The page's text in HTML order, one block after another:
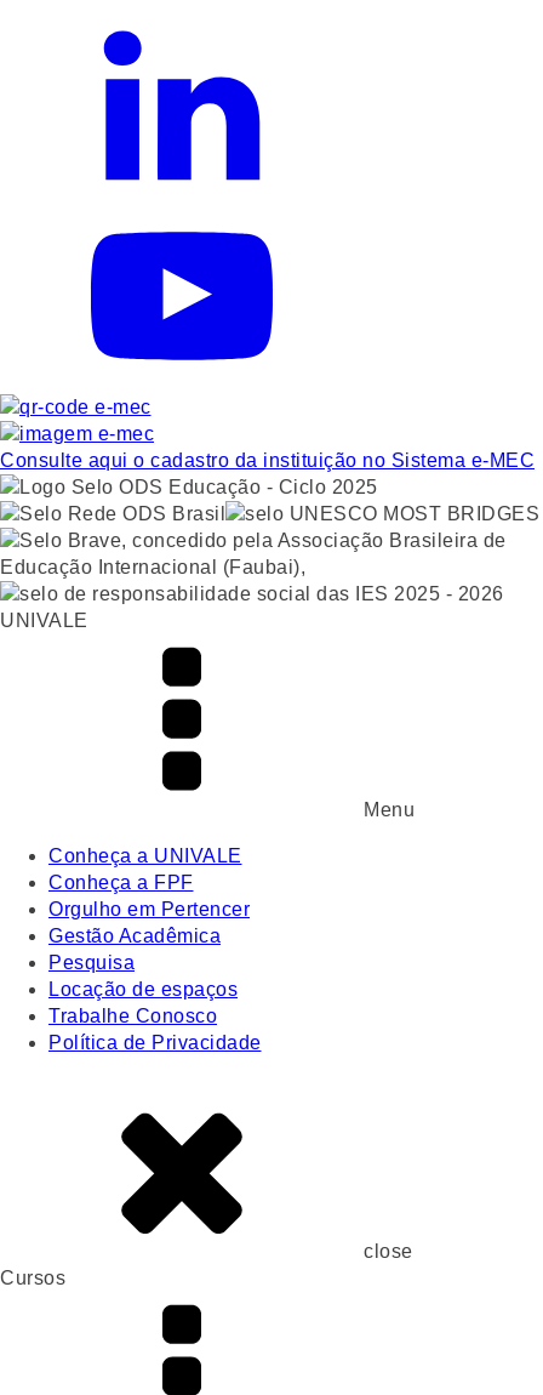
Consulte aqui o cadastro da instituição no Sistema e-MEC
UNIVALE
Menu
Conheça a UNIVALE
Conheça a FPF
Orgulho em Pertencer
Gestão Acadêmica
Pesquisa
Locação de espaços
Trabalhe Conosco
Política de Privacidade
close
Cursos